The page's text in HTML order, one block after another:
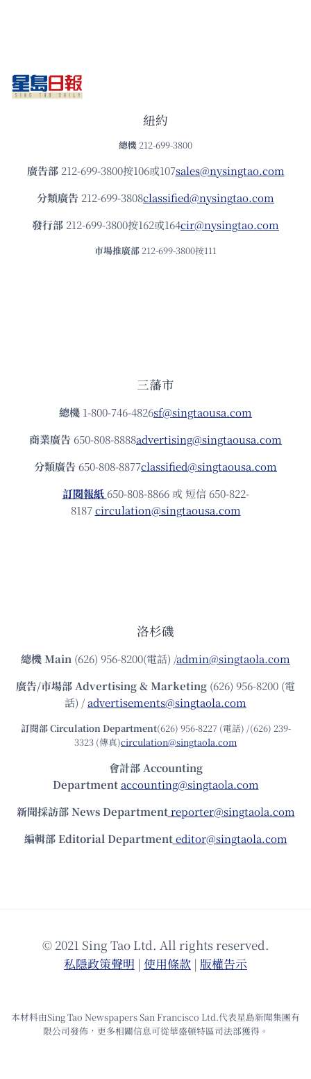
紐約
總機 212-699-3800
廣告部212-699-3800按106或107sales@nysingtao.com
分類廣告 212-699-3808classified@nysingtao.com
發⾏部 212-699-3800按162或164cir@nysingtao.com
市場推廣部 212-699-3800按111
三藩市
總機 1-800-746-4826sf@singtaousa.com
商業廣告 650-808-8888advertising@singtaousa.com
分類廣告 650-808-8877classified@singtaousa.com
訂閱報紙 650-808-8866 或 短信 650-822-
8187circulation@singtaousa.com
洛杉磯
總機Main (626) 956-8200(電話) /admin@singtaola.com
廣告/市場部Advertising & Marketing (626) 956-8200 (電
話) /advertisements@singtaola.com
訂閱部 Circulation Department(626) 956-8227 (電話) /(626) 239-
3323 (傳真)circulation@singtaola.com
會計部 Accounting
Department accounting@singtaola.com
新聞採訪部 News Department reporter@singtaola.com
編輯部 Editorial Department editor@singtaola.com
© 2021 Sing Tao Ltd. All rights reserved.
私隱政策聲明 | 使⽤條款 | 版權告⽰
本材料由Sing Tao Newspapers San Francisco Ltd.代表星島新聞集團有
限公司發佈，更多相關信息可從華盛頓特區司法部獲得。